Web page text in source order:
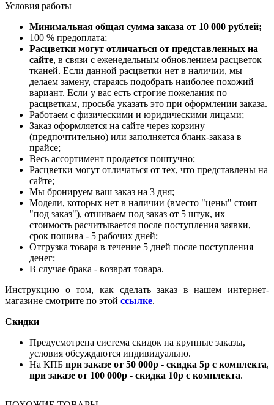
Условия работы
Минимальная общая сумма заказа от 10 000 рублей;
100 % предоплата;
Расцветки могут отличаться от представленных на
сайте, в связи с еженедельным обновлением расцветок
тканей. Если данной расцветки нет в наличии, мы
делаем замену, стараясь подобрать наиболее похожий
вариант. Если у вас есть строгие пожелания по
расцветкам, просьба указать это при оформлении заказа.
Работаем с физическими и юридическими лицами;
Заказ оформляется на сайте через корзину
(предпочтительно) или заполняется бланк-заказа в
прайсе;
Весь ассортимент продается поштучно;
Расцветки могут отличаться от тех, что представлены на
сайте;
Мы бронируем ваш заказ на 3 дня;
Модели, которых нет в наличии (вместо "цены" стоит
"под заказ"), отшиваем под заказ от 5 штук, их
стоимость расчитывается после поступления заявки,
срок пошива - 5 рабочих дней;
Отгрузка товара в течение 5 дней после поступления
денег;
В случае брака - возврат товара.
Инструкцию о том, как сделать заказ в нашем интернет-
магазине смотрите по этой ссылке.
Скидки
Предусмотрена система скидок на крупные заказы,
условия обсуждаются индивидуально.
На КПБ при заказе от 50 000р - скидка 5р с комплекта,
при заказе от 100 000р - скидка 10р с комплекта.